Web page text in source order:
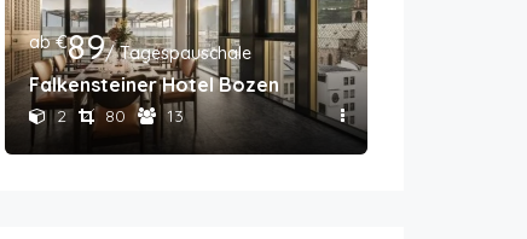
ab €89/ Tagespauschale
Falkensteiner Hotel Bozen
2 80 13